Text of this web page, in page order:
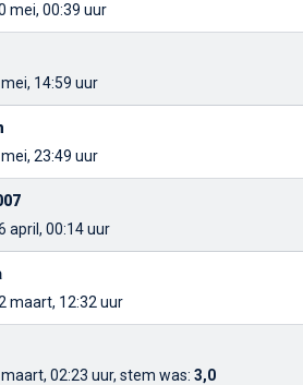
mei, 00:39 uur
14:59 uur
23:49 uur
april, 00:14 uur
maart, 12:32 uur
02:23 uur, stem was: 3,0